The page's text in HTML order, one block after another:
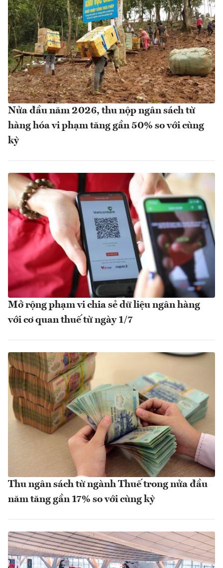
Nửa đầu năm 2026, thu nộp ngân sách từ
hàng hóa vi phạm tăng gần 50% so với cùng
kỳ
Mở rộng phạm vi chia sẻ dữ liệu ngân hàng
với cơ quan thuế từ ngày 1/7
Thu ngân sách từ ngành Thuế trong nửa đầu
năm tăng gần 17% so với cùng kỳ